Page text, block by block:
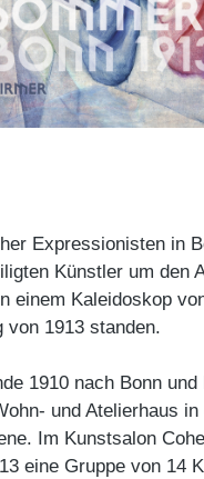
Expressionisten in
Künstler um den
einem Kaleidoskop
von 1913 standen.
1910 nach Bonn
und Atelierhaus
Im Kunstsalon
eine Gruppe von 14